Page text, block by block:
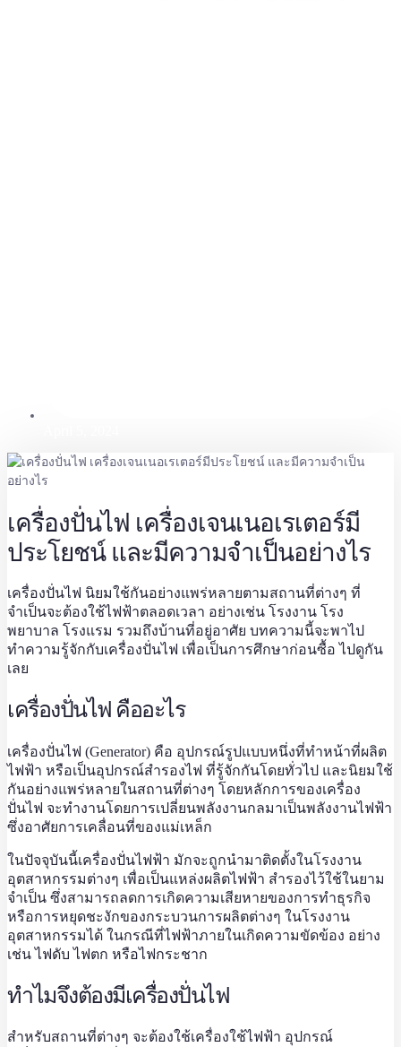
เครื่องปั่นไฟ เครื่องเจนเนอเรเตอร์มี
ประโยชน์ และมีความจำเป็นอย่างไร
เครื่องปั่นไฟ นิยมใช้กันอย่างแพร่หลายตามสถานที่ต่างๆ ที่
จำเป็นจะต้องใช้ไฟฟ้าตลอดเวลา อย่างเช่น โรงงาน โรง
พยาบาล โรงแรม รวมถึงบ้านที่อยู่อาศัย บทความนี้จะพาไป
ทำความรู้จักกับเครื่องปั่นไฟ เพื่อเป็นการศึกษาก่อนซื้อ ไปดูกัน
เลย
เครื่องปั่นไฟ คืออะไร
เครื่องปั่นไฟ (Generator) คือ อุปกรณ์รูปแบบหนึ่งที่ทำหน้าที่ผลิต
ไฟฟ้า หรือเป็นอุปกรณ์สำรองไฟ ที่รู้จักกันโดยทั่วไป และนิยมใช้
กันอย่างแพร่หลายในสถานที่ต่างๆ โดยหลักการของเครื่อง
ปั่นไฟ จะทำงานโดยการเปลี่ยนพลังงานกลมาเป็นพลังงานไฟฟ้า
ซึ่งอาศัยการเคลื่อนที่ของแม่เหล็ก
ในปัจจุบันนี้เครื่องปั่นไฟฟ้า มักจะถูกนำมาติดตั้งในโรงงาน
อุตสาหกรรมต่างๆ เพื่อเป็นแหล่งผลิตไฟฟ้า สำรองไว้ใช้ในยาม
จำเป็น ซึ่งสามารถลดการเกิดความเสียหายของการทำธุรกิจ
หรือการหยุดชะงักของกระบวนการผลิตต่างๆ ในโรงงาน
อุตสาหกรรมได้ ในกรณีที่ไฟฟ้าภายในเกิดความขัดข้อง อย่าง
เช่น ไฟดับ ไฟตก หรือไฟกระชาก
ทำไมจึงต้องมีเครื่องปั่นไฟ
สำหรับสถานที่ต่างๆ จะต้องใช้เครื่องใช้ไฟฟ้า อุปกรณ์